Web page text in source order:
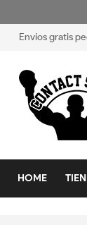
Envíos gratis
HOME